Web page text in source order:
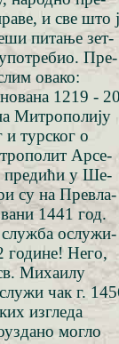
и све што
питање зет-
употребио. Пре-
овако:
1219 -
Митрополију
и турског о
Арсе-
предићи у Ше-
су на Превла-
1441 год.
служба ослужи-
године! Него,
Михаилу
чак г.
изгледа
могло